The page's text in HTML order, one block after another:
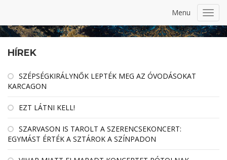
Menu
HÍREK
SZÉPSÉGKIRÁLYNŐK LEPTÉK MEG AZ ÓVODÁSOKAT
KARCAGON
EZT LÁTNI KELL!
SZARVASON IS TAROLT A SZERENCSEKONCERT:
EGYMÁST ÉRTÉK A SZTÁROK A SZÍNPADON